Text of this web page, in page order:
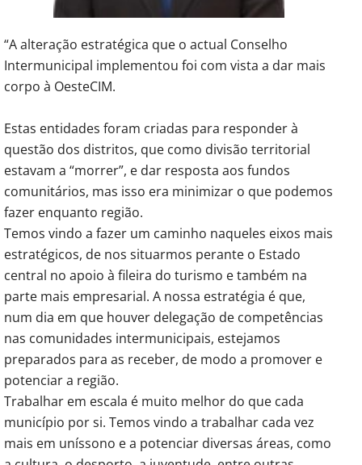
“A alteração estratégica que o actual Conselho
Intermunicipal implementou foi com vista a dar mais
corpo à OesteCIM.
Estas entidades foram criadas para responder à
questão dos distritos, que como divisão territorial
estavam a “morrer”, e dar resposta aos fundos
comunitários, mas isso era minimizar o que podemos
fazer enquanto região.
Temos vindo a fazer um caminho naqueles eixos mais
estratégicos, de nos situarmos perante o Estado
central no apoio à fileira do turismo e também na
parte mais empresarial. A nossa estratégia é que,
num dia em que houver delegação de competências
nas comunidades intermunicipais, estejamos
preparados para as receber, de modo a promover e
potenciar a região.
Trabalhar em escala é muito melhor do que cada
município por si. Temos vindo a trabalhar cada vez
mais em uníssono e a potenciar diversas áreas, como